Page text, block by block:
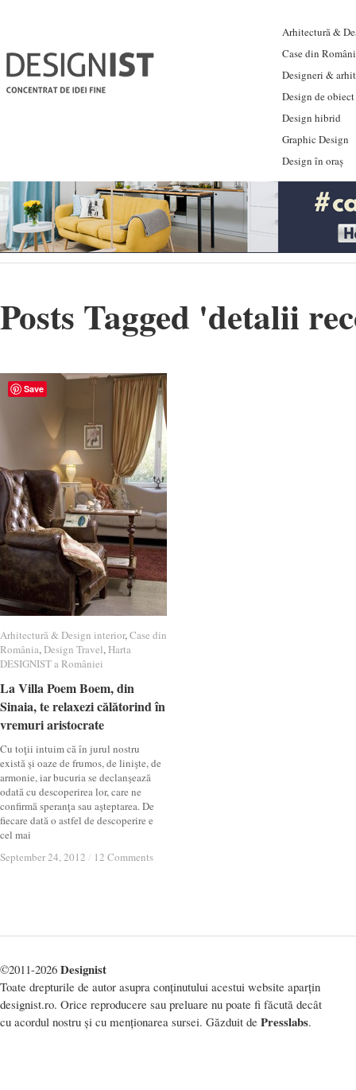
Arhitectură &
Case din
Designeri &
Design de obiect
Design hibrid
Graphic Design
Design în oraș
Posts Tagged 'detalii
Arhitectură & Design interior,Case din
România,Design Travel, Harta
DESIGNIST a României
La Villa Poem Boem, din
Sinaia, te relaxezi călătorind în
vremuri aristocrate
Cu toţii intuim că în jurul nostru
există şi oaze de frumos, de linişte, de
armonie, iar bucuria se declanşează
odată cu descoperirea lor, care ne
confirmă speranţa sau aşteptarea. De
fiecare dată o astfel de descoperire e
cel mai
September 24, 2012 / 12 Comments
Arhitectură & Design interior Case din
România Design Travel Harta
DESIGNIST a României
La Villa Poem Boem, din
Sinaia, te relaxezi călătorind în
vremuri aristocrate
September 24, 2012 / 12 Comments
©2011-2026 Designist
Toate drepturile de autor asupra conținutului acestui website aparțin
designist.ro. Orice reproducere sau preluare nu poate fi făcută decât
cu acordul nostru și cu menționarea sursei. Găzduit de Presslabs.
Save